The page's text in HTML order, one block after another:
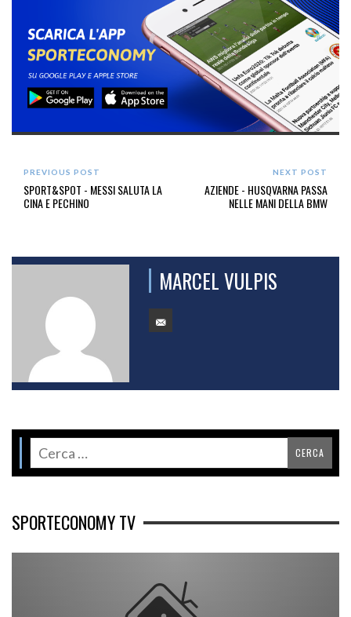
PREVIOUS POST
SPORT&SPOT - MESSI SALUTA LA
CINA E PECHINO
NEXT POST
AZIENDE - HUSQVARNA PASSA
NELLE MANI DELLA BMW
MARCEL VULPIS
SPORTECONOMY TV